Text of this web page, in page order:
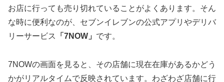
お店に行っても売り切れていることがよくあります。そん
な時に便利なのが、セブンイレブンの公式アプリやデリバ
リーサービス
「7NOW」 です。
7NOWの画面を見ると、その店舗に現在在庫があるかどう
かがリアルタイムで反映されています。わざわざ店舗に行